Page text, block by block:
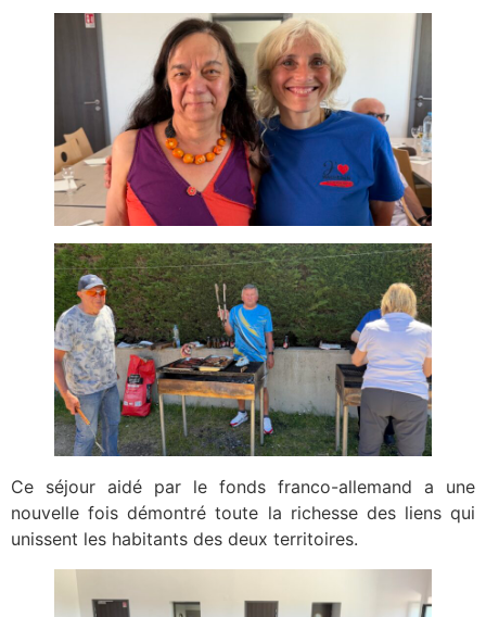
Ce séjour aidé par le fonds franco-allemand a une
nouvelle fois démontré toute la richesse des liens qui
unissent les habitants des deux territoires.